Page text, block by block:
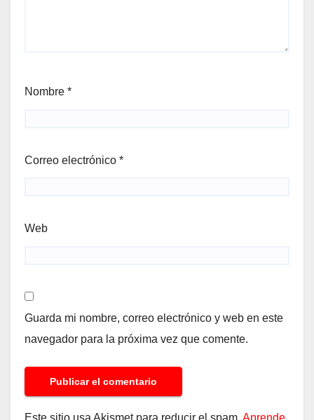
Nombre *
Correo electrónico *
Web
Guarda mi nombre, correo electrónico y web en este
navegador para la próxima vez que comente.
Este sitio usa Akismet para reducir el spam. Aprende